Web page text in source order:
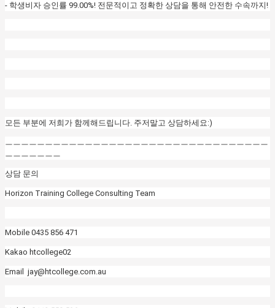
- 학생비자 승인률 99.00%! 전문적이고 정확한 상담을 통해 안전한 수속까지!
모든 부분에 저희가 함께해드립니다. 주저말고 상담하세요:)
ㅡㅡㅡㅡㅡㅡㅡㅡㅡㅡㅡㅡㅡㅡㅡㅡㅡㅡㅡㅡㅡㅡㅡㅡㅡㅡㅡㅡㅡㅡㅡㅡㅡ
ㅡㅡㅡㅡㅡㅡㅡ
상담 문의
Horizon Training College Consulting Team
Mobile 0435 856 471
Kakao htcollege02
Email jay@htcollege.com.au